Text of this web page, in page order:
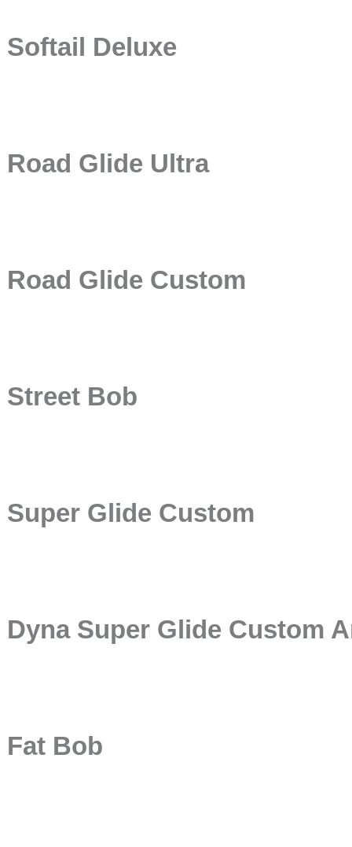
Softail Deluxe
Road Glide Ultra
Road Glide Custom
Street Bob
Super Glide Custom
Dyna Super Glide Custom
Fat Bob